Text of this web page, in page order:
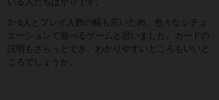
いる人たちばかりです。
2~6人とプレイ人数の幅も広いため、色々なシチュ
エーションで遊べるゲームと思いました。カードの
説明もさらっとでき、わかりやすいところもいいと
ころでしょうか。